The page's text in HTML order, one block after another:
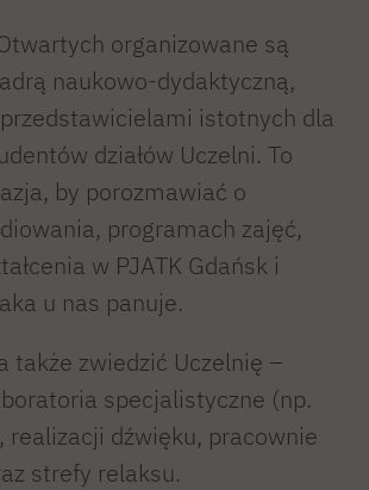
organizowane są
naukowo-dydaktyczną,
istotnych dla
działów Uczelni. To
by porozmawiać o
programach zajęć,
w PJATK Gdańsk i
u nas panuje.
także zwiedzić Uczelnię –
specjalistyczne (np.
realizacji dźwięku, pracownie
strefy relaksu.